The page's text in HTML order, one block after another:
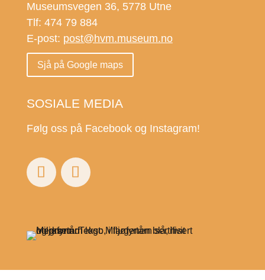
Museumsvegen 36, 5778 Utne
Tlf: 474 79 884
E-post: post@hvm.museum.no
Sjå på Google maps
SOSIALE MEDIA
Følg oss på Facebook og Instagram!